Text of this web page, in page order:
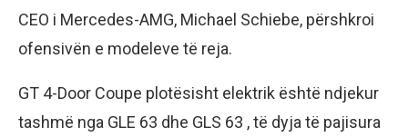
CEO i Mercedes-AMG, Michael Schiebe, përshkroi
ofensivën e modeleve të reja.
GT 4-Door Coupe plotësisht elektrik është ndjekur
tashmë nga GLE 63 dhe GLS 63 , të dyja të pajisura